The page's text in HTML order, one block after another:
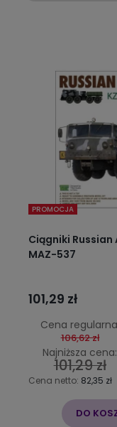
Ciągniki Russian
MAZ-537
101,29 zł
Cena
106,62 zł
Najniższa cena:
101,29 zł
Cena netto: 82,35 zł
DO
PROMOCJA